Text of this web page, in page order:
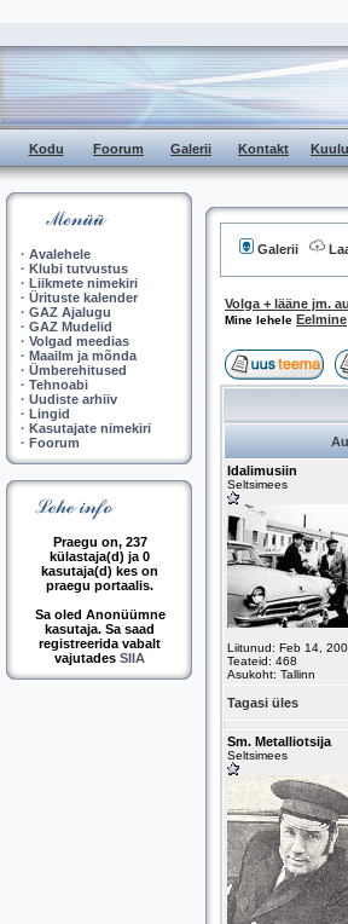
Kodu Foorum Galerii Kontakt
· Avalehele
· Klubi tutvustus
· Liikmete nimekiri
· Ürituste kalender
· GAZ Ajalugu
· GAZ Mudelid
· Volgad meedias
· Maailm ja mõnda
· Ümberehitused
· Tehnoabi
· Uudiste arhiiv
· Lingid
· Kasutajate nimekiri
· Foorum
Praegu on, 237
külastaja(d) ja 0
kasutaja(d) kes on
praegu portaalis.
Sa oled Anonüümne
kasutaja. Sa saad
registreerida vabalt
vajutades SIIA
Galerii
Volga + lääne jm.
Mine lehele Eelmine
Idalimusiin
Seltsimees
Liitunud: Feb 14,
Teateid: 468
Asukoht: Tallinn
Tagasi üles
Sm. Metalliotsija
Seltsimees